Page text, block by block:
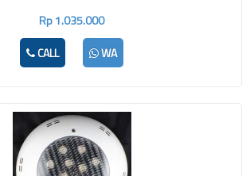
Rp 1.035.000
CALL
WA